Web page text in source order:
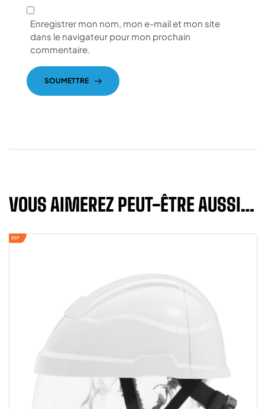
Enregistrer mon nom, mon e-mail et mon site
dans le navigateur pour mon prochain
commentaire.
SOUMETTRE
VOUS AIMEREZ PEUT-ÊTRE AUSSI…
ESP